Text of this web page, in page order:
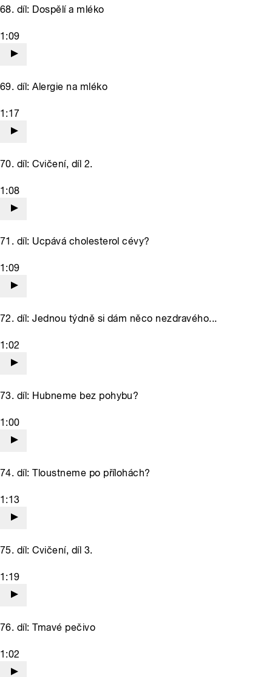
68. díl: Dospělí a mléko
1:09
69. díl: Alergie na mléko
1:17
70. díl: Cvičení, díl 2.
1:08
71. díl: Ucpává cholesterol cévy?
1:09
72. díl: Jednou týdně si dám něco nezdravého...
1:02
73. díl: Hubneme bez pohybu?
1:00
74. díl: Tloustneme po přílohách?
1:13
75. díl: Cvičení, díl 3.
1:19
76. díl: Tmavé pečivo
1:02